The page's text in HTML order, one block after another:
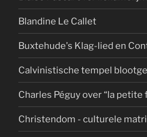
Blandine Le Callet
Buxtehude's Klag-lied en
Calvinistische tempel
Charles Péguy over “la petite
Christendom - culturele